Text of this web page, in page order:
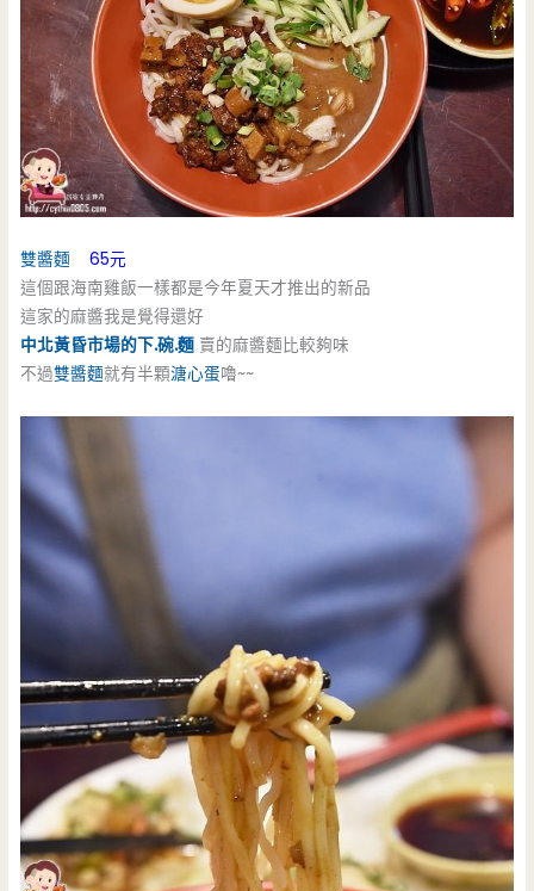
雙醬麵 65元
這個跟海南雞飯一樣都是今年夏天才推出的新品
這家的麻醬我是覺得還好
中北黃昏市場的下.碗.麵 賣的麻醬麵比較夠味
不過雙醬麵就有半顆溏心蛋嚕~~